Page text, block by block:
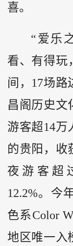
喜。
“爱乐
看、有得玩
间，17场
昌阁历史文
游客超14万
的贵阳，收
夜游客超
12.2%。今
色系Color
地区唯一入